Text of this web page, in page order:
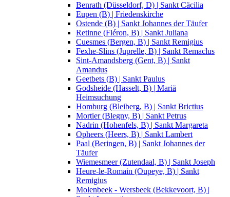
Benrath (Düsseldorf, D) | Sankt Cäcilia
Eupen (B) | Friedenskirche
Ostende (B) | Sankt Johannes der Täufer
Retinne (Fléron, B) | Sankt Juliana
Cuesmes (Bergen, B) | Sankt Remigius
Fexhe-Slins (Juprelle, B) | Sankt Remaclus
Sint-Amandsberg (Gent, B) | Sankt
Amandus
Geetbets (B) | Sankt Paulus
Godsheide (Hasselt, B) | Mariä
Heimsuchung
Homburg (Bleiberg, B) | Sankt Brictius
Mortier (Blegny, B) | Sankt Petrus
Nadrin (Hohenfels, B) | Sankt Margareta
Opheers (Heers, B) | Sankt Lambert
Paal (Beringen, B) | Sankt Johannes der
Täufer
Wiemesmeer (Zutendaal, B) | Sankt Joseph
Heure-le-Romain (Oupeye, B) | Sankt
Remigius
Molenbeek - Wersbeek (Bekkevoort, B) |